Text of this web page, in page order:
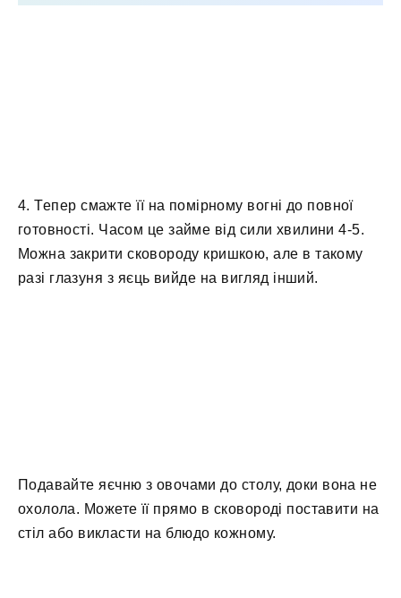
4. Тепер смажте її на помірному вогні до повної
готовності. Часом це займе від сили хвилини 4-5.
Можна закрити сковороду кришкою, але в такому
разі глазуня з яєць вийде на вигляд інший.
Подавайте яєчню з овочами до столу, доки вона не
охолола. Можете її прямо в сковороді поставити на
стіл або викласти на блюдо кожному.